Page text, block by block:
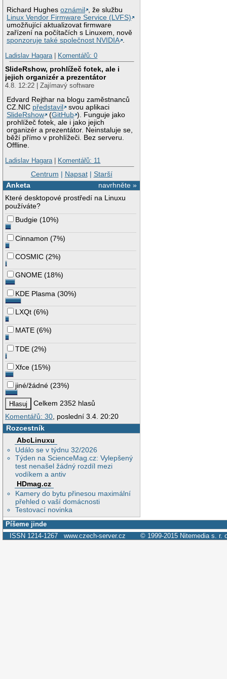
Richard Hughesoznámil
, že službu
Linux Vendor Firmware Service (LVFS)
umožňující aktualizovat firmware
zařízení na počítačích s Linuxem, nově
sponzoruje také společnost NVIDIA .
Ladislav Hagara| Komentářů: 0
SlideRshow, prohlížeč fotek, ale i
jejich organizér a prezentátor
4.8. 12:22 | Zajímavý software
Edvard Rejthar na blogu zaměstnanců
CZ.NIC představil
svou aplikaci
SlideRshow
(GitHub ). Funguje jako
prohlížeč fotek, ale i jako jejich
organizér a prezentátor. Neinstaluje se,
běží přímo v prohlížeči. Bez serveru.
Offline.
Ladislav Hagara| Komentářů: 11
Centrum | Napsat| Starší
navrhněte »
Anketa
Které desktopové prostředí na Linuxu
používáte?
Budgie (10%)
Cinnamon (7%)
COSMIC (2%)
GNOME (18%)
KDE Plasma (30%)
LXQt (6%)
MATE (6%)
TDE (2%)
Xfce (15%)
jiné/žádné (23%)
Celkem 2352 hlasů
Komentářů: 30 , poslední 3.4. 20:20
Rozcestník
AbcLinuxu
Událo se v týdnu 32/2026
Týden na ScienceMag.cz: Vylepšený
test nenašel žádný rozdíl mezi
vodíkem a antiv
HDmag.cz
Kamery do bytu přinesou maximální
přehled o vaší domácnosti
Testovací novinka
Píšeme jinde
ISSN 1214-1267 www.czech-server.cz © 1999-2015 Nitemedia s. r.